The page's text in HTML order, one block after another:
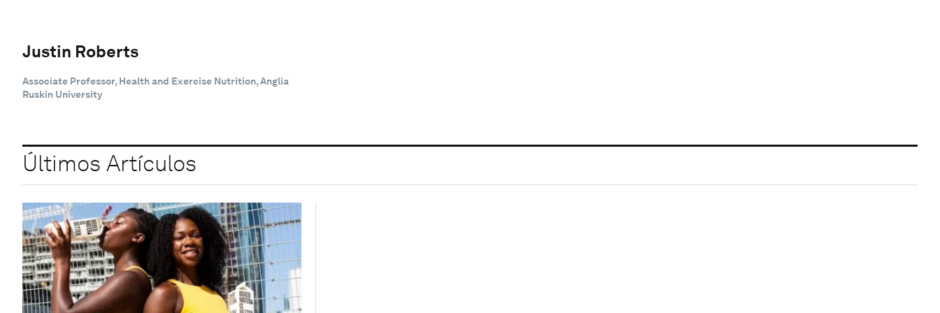
Justin Roberts
Associate Professor, Health and Exercise Nutrition, Anglia
Ruskin University
Últimos Artículos